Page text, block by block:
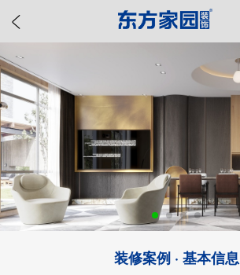
装修案例 · 基本信息